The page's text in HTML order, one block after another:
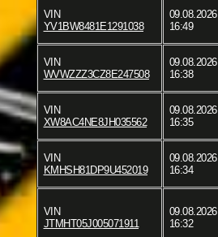
VIN
YV1BW8481E1291038
09.08.2026
16:49
VIN
WVWZZZ3CZ8E247508
09.08.2026
16:38
VIN
XW8AC4NE8JH035562
09.08.2026
16:35
VIN
KMHSH81DP9U452019
09.08.2026
16:34
VIN
JTMHT05J005071911
09.08.2026
16:32